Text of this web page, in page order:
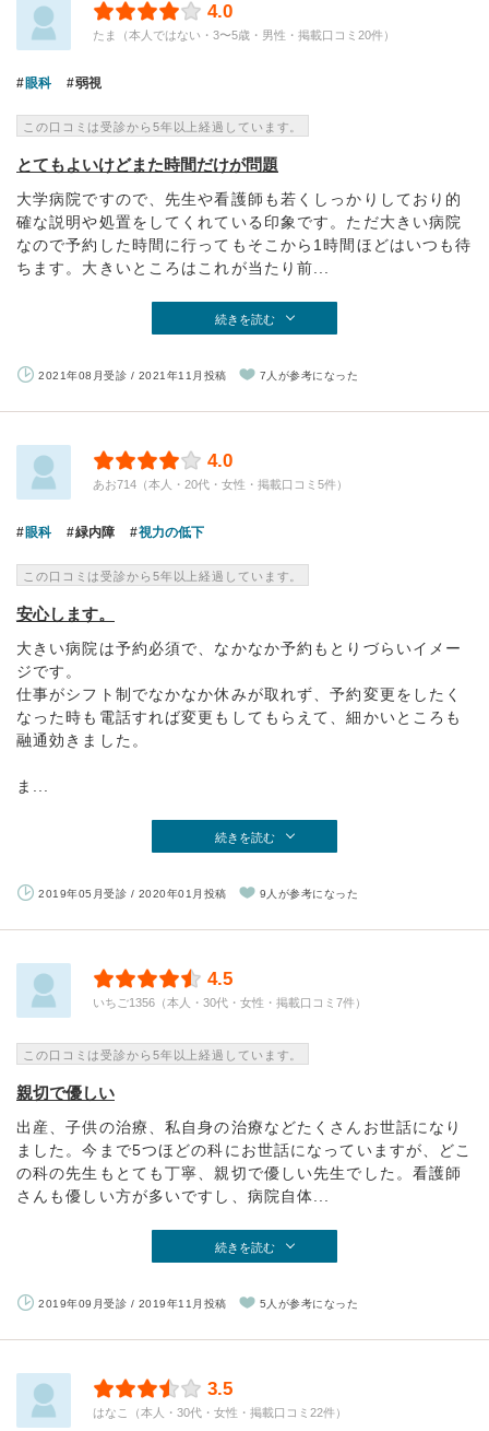
4.0
たま（本人ではない・3〜5歳・男性・掲載口コミ20件）
眼科 弱視
この口コミは受診から5年以上経過しています。
とてもよいけどまた時間だけが問題
大学病院ですので、先生や看護師も若くしっかりしており的
確な説明や処置をしてくれている印象です。ただ大きい病院
なので予約した時間に行ってもそこから1時間ほどはいつも待
ちます。大きいところはこれが当たり前...
続きを読む
2021年08月受診 / 2021年11月投稿 7人が参考になった
4.0
あお714（本人・20代・女性・掲載口コミ5件）
眼科 緑内障 視力の低下
この口コミは受診から5年以上経過しています。
安心します。
大きい病院は予約必須で、なかなか予約もとりづらいイメー
ジです。
仕事がシフト制でなかなか休みが取れず、予約変更をしたく
なった時も電話すれば変更もしてもらえて、細かいところも
融通効きました。
ま...
続きを読む
2019年05月受診 / 2020年01月投稿 9人が参考になった
4.5
いちご1356（本人・30代・女性・掲載口コミ7件）
この口コミは受診から5年以上経過しています。
親切で優しい
出産、子供の治療、私自身の治療などたくさんお世話になり
ました。今まで5つほどの科にお世話になっていますが、どこ
の科の先生もとても丁寧、親切で優しい先生でした。看護師
さんも優しい方が多いですし、病院自体...
続きを読む
2019年09月受診 / 2019年11月投稿 5人が参考になった
3.5
はなこ（本人・30代・女性・掲載口コミ22件）